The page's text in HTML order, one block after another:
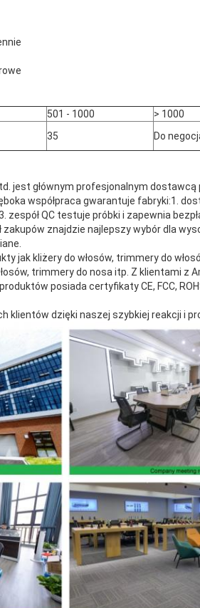
501 - 1000
> 1000
35 Do
jest głównym profesjonalnym
współpraca gwarantuje fabryki:1.
zespół QC testuje próbki i zapewnia
zakupów znajdzie najlepszy wybór dla
jak kliżery do włosów, trimmery do
trimmery do nosa itp. Z klientami z
posiada certyfikaty CE, FCC,
klientów dzięki naszej szybkiej reakcji i